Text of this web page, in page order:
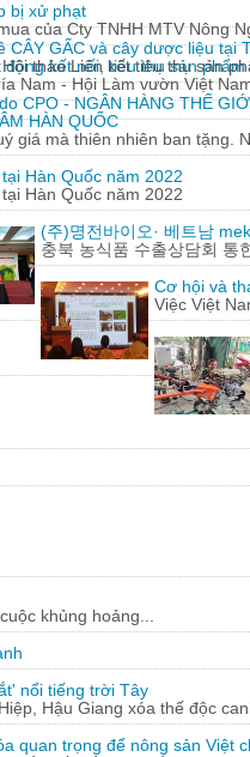
bị xử phạt
của Cty TNHH MTV Nông
kết nối, tiêu thụ sản phẩm
Nam - Hội Làm vườn Việt
HÀN QUỐC
giá mà thiên nhiên ban tặng.
Hàn Quốc năm 2022
Hàn Quốc năm 2022
(주)명전바이오· 베트남
충북 농식품 수출상담회 통
Cơ hội và
Việc Việt
khủng hoảng...
nổi tiếng trời Tây
Hậu Giang xóa thế độc
quan trọng để nông sản Việt
GẤC và cây dược liệu tại
thảo Liên kết tiêu thụ sản
CPO - NGÂN HÀNG THẾ